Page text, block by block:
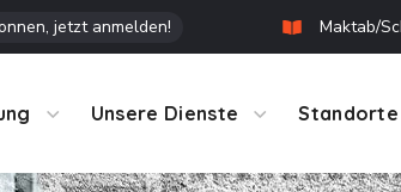
jetzt anmelden! Maktab/
Unsere Dienste Standorte